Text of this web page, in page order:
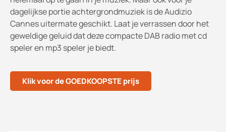
dagelijkse portie achtergrondmuziek is de Audizio
Cannes uitermate geschikt. Laat je verrassen door het
geweldige geluid dat deze compacte DAB radio met cd
speler en mp3 speler je biedt.
Klik voor de GOEDKOOPSTE prijs